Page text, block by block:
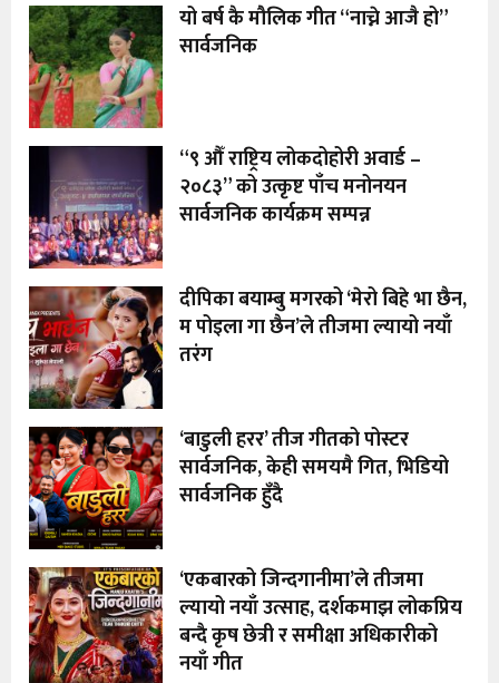
यो बर्ष कै मौलिक गीत “नाच्ने आजै हो”
सार्वजनिक
“९ औँ राष्ट्रिय लोकदोहोरी अवार्ड –
२०८३” को उत्कृष्ट पाँच मनोनयन
सार्वजनिक कार्यक्रम सम्पन्न
दीपिका बयाम्बु मगरको ‘मेरो बिहे भा छैन,
म पोइला गा छैन’ले तीजमा ल्यायो नयाँ
तरंग
‘बाडुली हरर’ तीज गीतको पोस्टर
सार्वजनिक, केही समयमै गित, भिडियो
सार्वजनिक हुँदै
‘एकबारको जिन्दगानीमा’ले तीजमा
ल्यायो नयाँ उत्साह, दर्शकमाझ लोकप्रिय
बन्दै कृष छेत्री र समीक्षा अधिकारीको
नयाँ गीत